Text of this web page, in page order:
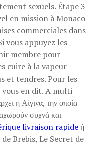
sexuels. Étape 3
en mission à Monaco
commerciales dans
vous appuyez les
membre pour
cuire à la vapeur
et tendres. Pour les
vous en dit. A multi
η Αίγινα, την οποία
συχνά και
livraison rapideή
Brebis, Le Secret de